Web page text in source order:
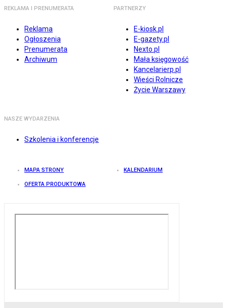
REKLAMA I PRENUMERATA
Reklama
Ogłoszenia
Prenumerata
Archiwum
PARTNERZY
E-kiosk.pl
E-gazety.pl
Nexto.pl
Mała księgowość
Kancelarierp.pl
Wieści Rolnicze
Życie Warszawy
NASZE WYDARZENIA
Szkolenia i konferencje
MAPA STRONY KALENDARIUM
OFERTA PRODUKTOWA